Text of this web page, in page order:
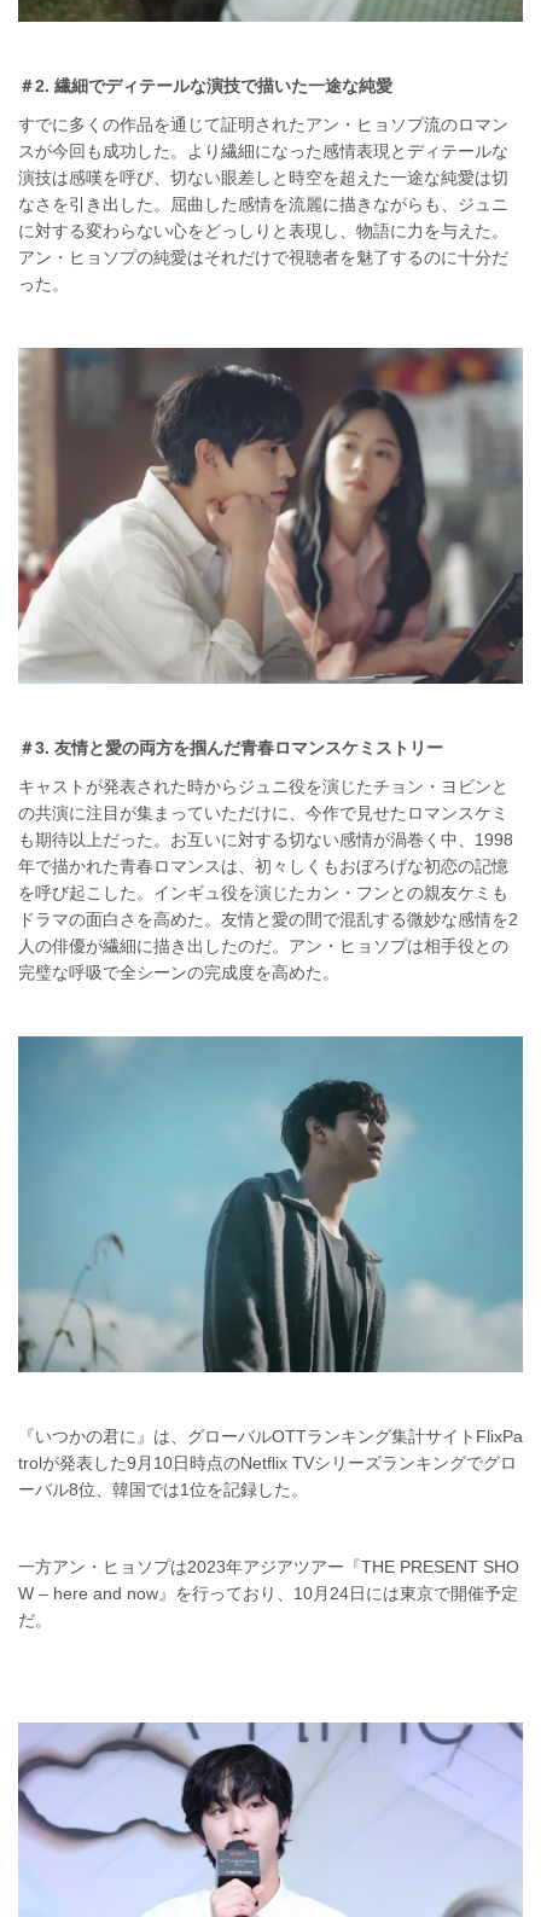
＃2. 繊細でディテールな演技で描いた一途な純愛
すでに多くの作品を通じて証明されたアン・ヒョソプ流のロマン
スが今回も成功した。より繊細になった感情表現とディテールな
演技は感嘆を呼び、切ない眼差しと時空を超えた一途な純愛は切
なさを引き出した。屈曲した感情を流麗に描きながらも、ジュニ
に対する変わらない心をどっしりと表現し、物語に力を与えた。
アン・ヒョソプの純愛はそれだけで視聴者を魅了するのに十分だ
った。
＃3. 友情と愛の両方を掴んだ青春ロマンスケミストリー
キャストが発表された時からジュニ役を演じたチョン・ヨビンと
の共演に注目が集まっていただけに、今作で見せたロマンスケミ
も期待以上だった。お互いに対する切ない感情が渦巻く中、1998
年で描かれた青春ロマンスは、初々しくもおぼろげな初恋の記憶
を呼び起こした。インギュ役を演じたカン・フンとの親友ケミも
ドラマの面白さを高めた。友情と愛の間で混乱する微妙な感情を2
人の俳優が繊細に描き出したのだ。アン・ヒョソプは相手役との
完璧な呼吸で全シーンの完成度を高めた。
『いつかの君に』は、グローバルOTTランキング集計サイトFlixPa
trolが発表した9月10日時点のNetflix TVシリーズランキングでグロ
ーバル8位、韓国では1位を記録した。
一方アン・ヒョソプは2023年アジアツアー『THE PRESENT SHO
W – here and now』を行っており、10月24日には東京で開催予定
だ。